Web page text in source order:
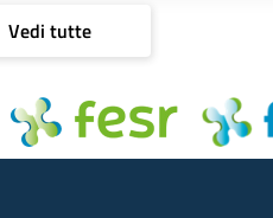
Vedi tutte